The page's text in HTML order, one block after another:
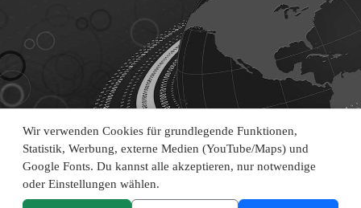
Wir verwenden Cookies für grundlegende Funktionen,
Statistik, Werbung, externe Medien (YouTube/Maps) und
Google Fonts. Du kannst alle akzeptieren, nur notwendige
oder Einstellungen wählen.